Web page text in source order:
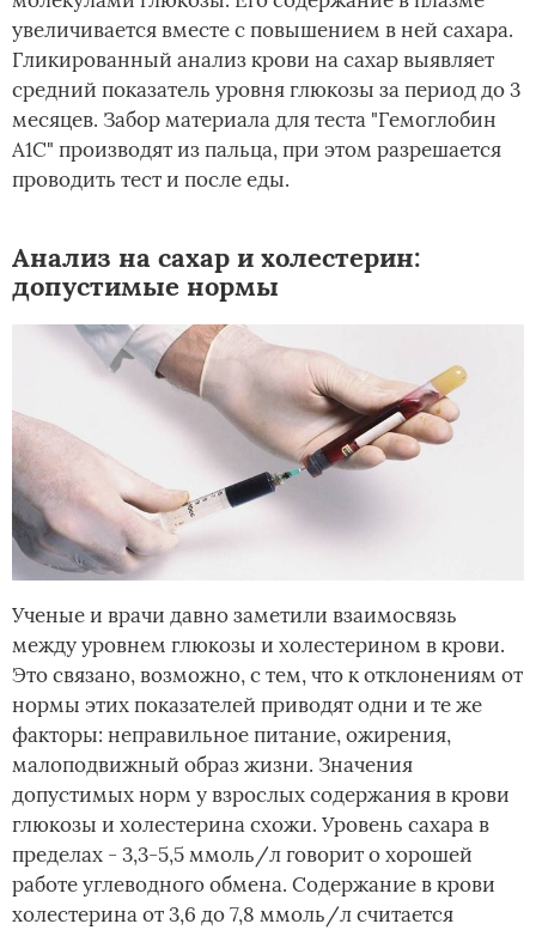
увеличивается вместе с повышением в ней сахара.
Гликированный анализ крови на сахар выявляет
средний показатель уровня глюкозы за период до 3
месяцев. Забор материала для теста "Гемоглобин
А1С" производят из пальца, при этом разрешается
проводить тест и после еды.
Анализ на сахар и холестерин:
допустимые нормы
Ученые и врачи давно заметили взаимосвязь
между уровнем глюкозы и холестерином в крови.
Это связано, возможно, с тем, что к отклонениям от
нормы этих показателей приводят одни и те же
факторы: неправильное питание, ожирения,
малоподвижный образ жизни. Значения
допустимых норм у взрослых содержания в крови
глюкозы и холестерина схожи. Уровень сахара в
пределах - 3,3-5,5 ммоль/л говорит о хорошей
работе углеводного обмена. Содержание в крови
холестерина от 3,6 до 7,8 ммоль/л считается